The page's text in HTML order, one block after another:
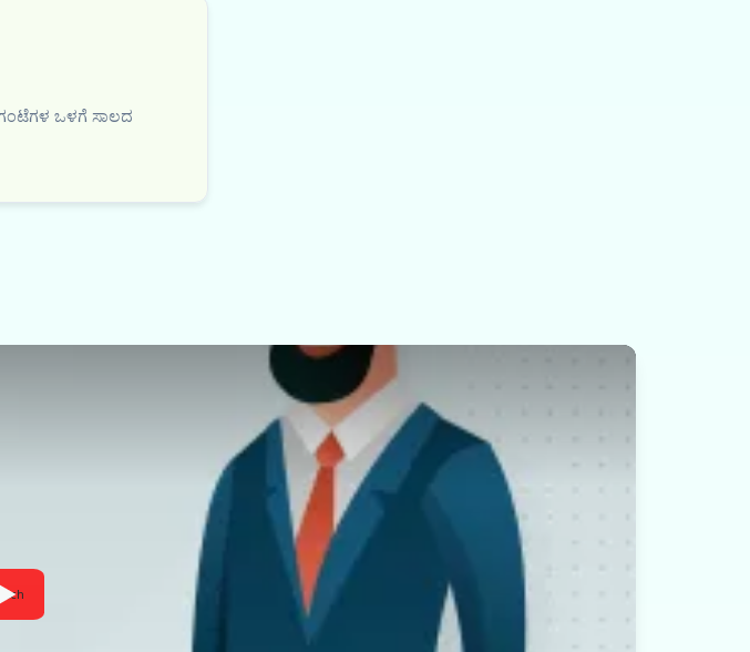
ಒಳಗೆ ಸಾಲದ